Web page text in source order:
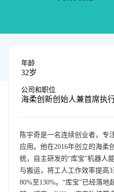
年龄
32岁
公司和职位
海柔创新创始人兼首席执
陈宇奇是一名连续创业者，专
应用。他在2016年创立的海柔
统，自主研发的“库宝”机器人
与搬运，将工人工作效率提高
80%至130%。“库宝”已经落